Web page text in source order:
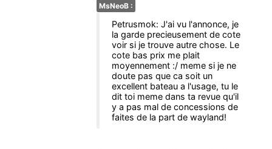
MsNeoB :
Petrusmok: J'ai vu l'annonce, je
la garde precieusement de cote
voir si je trouve autre chose. Le
cote bas prix me plait
moyennement :/ meme si je ne
doute pas que ca soit un
excellent bateau a l'usage, tu le
dit toi meme dans ta revue qu'il
y a pas mal de concessions de
faites de la part de wayland!